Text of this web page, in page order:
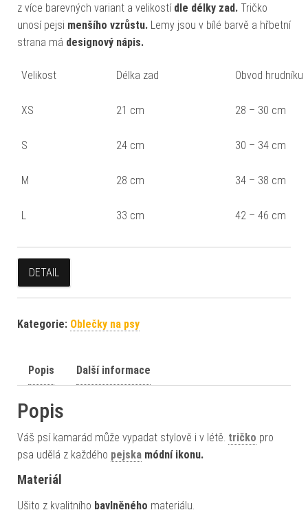
z více barevných variant a velikostí dle délky zad. Tričko
unosí pejsi menšího vzrůstu. Lemy jsou v bílé barvě a hřbetní
strana má designový nápis.
Velikost Délka zad Obvod hrudníku
XS 21 cm 28 – 30 cm
S 24 cm 30 – 34 cm
M 28 cm 34 – 38 cm
L 33 cm 42 – 46 cm
DETAIL
Kategorie: Oblečky na psy
Popis Další informace
Popis
Váš psí kamarád může vypadat stylově i v létě. tričko pro
psa udělá z každého pejska módní ikonu.
Materiál
Ušito z kvalitního bavlněného materiálu.